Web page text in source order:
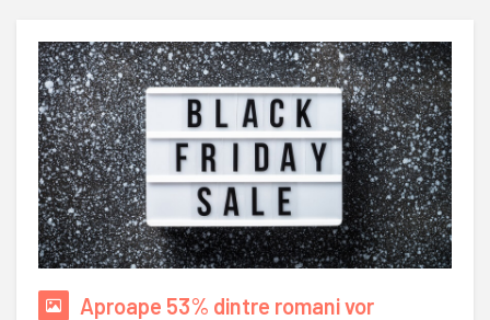
Aproape 53% dintre romani vor